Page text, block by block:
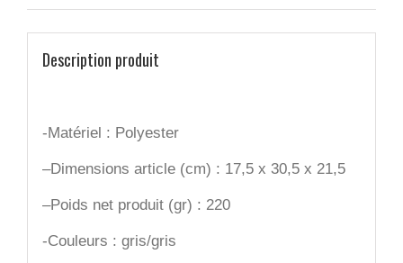
Description produit
-Matériel : Polyester
–Dimensions article (cm) : 17,5 x 30,5 x 21,5
–Poids net produit (gr) : 220
-Couleurs : gris/gris